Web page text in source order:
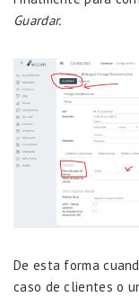
Guardar.
De esta forma
caso de clientes o